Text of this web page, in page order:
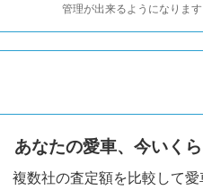
管理が出来るようになります
あなたの愛車、今いくら
複数社の査定額を比較して